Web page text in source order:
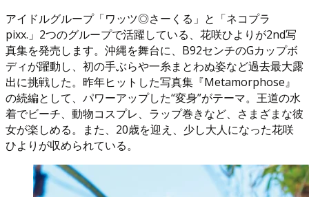
アイドルグループ「ワッツ◎さーくる」と「ネコプラ
pixx.」2つのグループで活躍している、花咲ひよりが2nd写
真集を発売します。沖縄を舞台に、B92センチのGカップボ
ディが躍動し、初の手ぶらや一糸まとわぬ姿など過去最大露
出に挑戦した。昨年ヒットした写真集『Metamorphose』
の続編として、パワーアップした“変身”がテーマ。王道の水
着でビーチ、動物コスプレ、ラップ巻きなど、さまざまな彼
女が楽しめる。また、20歳を迎え、少し大人になった花咲
ひよりが収められている。